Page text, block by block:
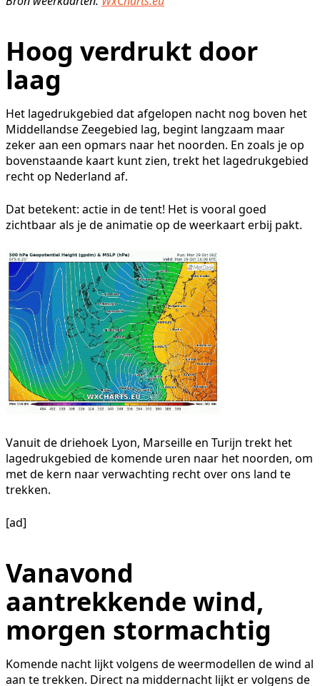
Hoog verdrukt door
laag
Het lagedrukgebied dat afgelopen nacht nog boven het
Middellandse Zeegebied lag, begint langzaam maar
zeker aan een opmars naar het noorden. En zoals je op
bovenstaande kaart kunt zien, trekt het lagedrukgebied
recht op Nederland af.
Dat betekent: actie in de tent! Het is vooral goed
zichtbaar als je de animatie op de weerkaart erbij pakt.
Vanuit de driehoek Lyon, Marseille en Turijn trekt het
lagedrukgebied de komende uren naar het noorden, om
met de kern naar verwachting recht over ons land te
trekken.
[ad]
Vanavond
aantrekkende wind,
morgen stormachtig
Komende nacht lijkt volgens de weermodellen de wind al
aan te trekken. Direct na middernacht lijkt er volgens de